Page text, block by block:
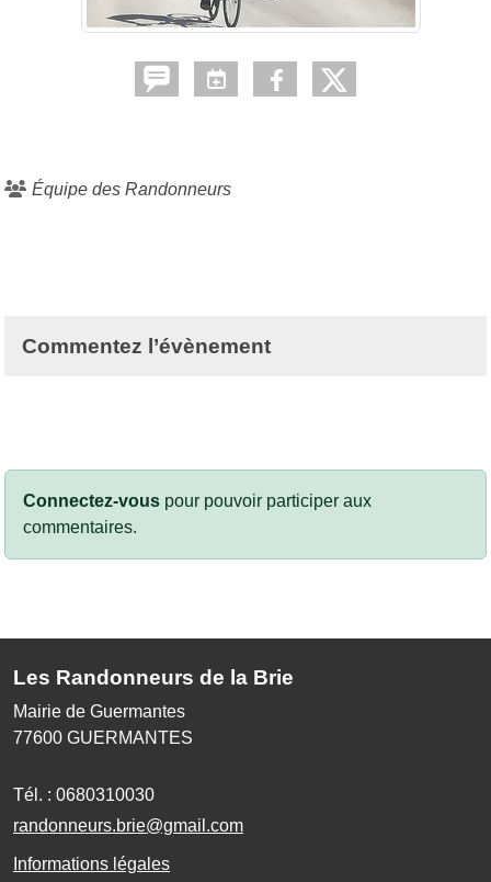
Équipe des Randonneurs
Commentez l’évènement
Connectez-vous pour pouvoir participer aux
commentaires.
Les Randonneurs de la Brie
Mairie de Guermantes
77600 GUERMANTES
Tél. : 0680310030
randonneurs.brie@gmail.com
Informations légales